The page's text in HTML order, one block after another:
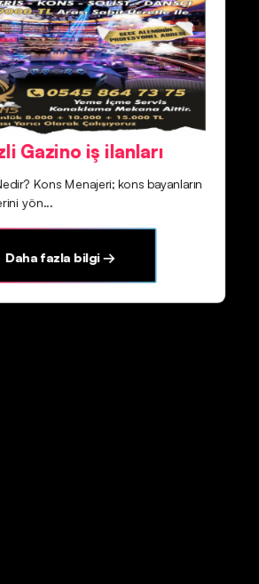
Gazino iş ilanları
Kons Menajeri; kons bayanların
yön...
Daha fazla bilgi →